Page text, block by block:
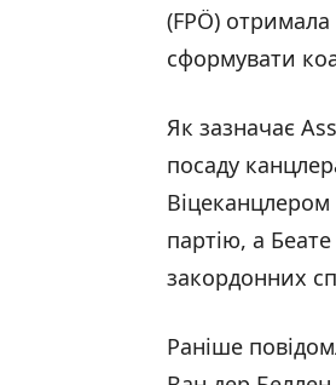
(FPÖ) отримала
сформувати
Як зазначає
посаду
партію, а
закордонних
Раніше